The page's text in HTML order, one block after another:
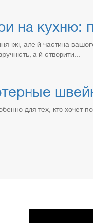
на кухню:
їжі, але й частина
а й створити...
для тех, кто хочет